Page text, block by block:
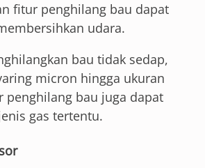
fitur penghilang bau dapat
udara.
bau tidak sedap,
micron hingga ukuran
penghilang bau juga dapat
gas tertentu.